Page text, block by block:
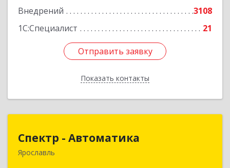
Внедрений
3108
1С:Специалист
21
Отправить заявку
Показать контакты
Отправить заявку
Назад
Спектр - Автоматика
Ярославль
150054, Ярославская обл, Ярославль г, Щапова